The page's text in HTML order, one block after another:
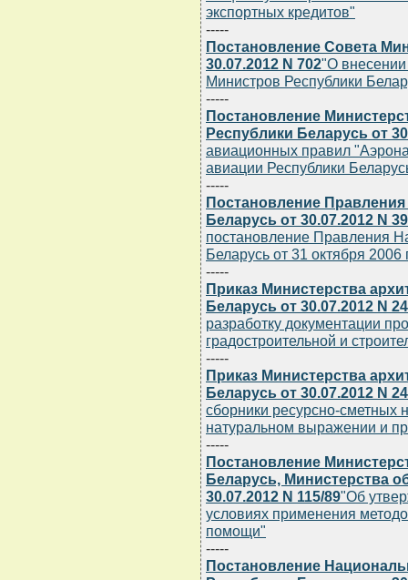
экспортных кредитов"
-----
Постановление Совета
30.07.2012 N 702"О
Министров Республики
-----
Постановление
Республики Беларусь от
авиационных правил
авиации Республики
-----
Постановление
Беларусь от 30.07.2012 N
постановление Правления
Беларусь от 31 октября 2006
-----
Приказ Министерства
Беларусь от 30.07.2012 N
разработку документации
градостроительной и
-----
Приказ Министерства
Беларусь от 30.07.2012 N
сборники ресурсно-сметных
натуральном выражении и
-----
Постановление
Беларусь, Министерства
30.07.2012 N 115/89"Об
условиях применения
помощи"
-----
Постановление